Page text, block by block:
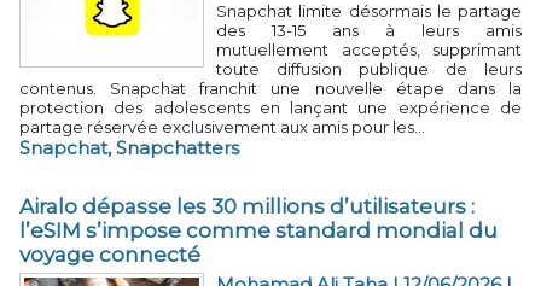
Snapchat limite désormais le partage
des 13-15 ans à leurs amis
mutuellement acceptés, supprimant
toute diffusion publique de leurs
contenus. Snapchat franchit une nouvelle étape dans la
protection des adolescents en lançant une expérience de
partage réservée exclusivement aux amis pour les...
Snapchat,Snapchatters
Airalo dépasse les 30 millions d’utilisateurs :
l’eSIM s’impose comme standard mondial du
voyage connecté